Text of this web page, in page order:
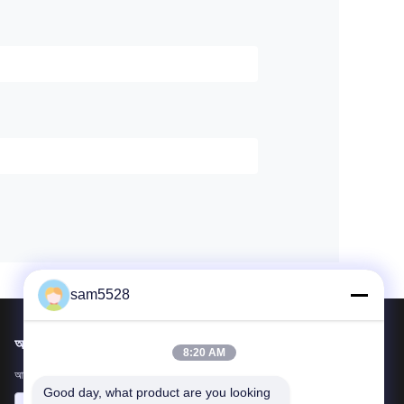
আমাদের মেইল ​​করুন
আপনার প্রয়োজনীয়তা আমাদের জানান। আমরা আপনার সাথে সেরা পণ্য সংযোগ করব।
sam5528
8:20 AM
Good day, what product are you looking